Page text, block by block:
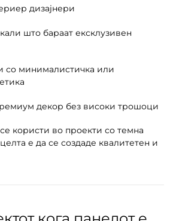
дизајнери
што бараат ексклузивен
со минималистичка или
декор без високи трошоци
користи во проекти со темна
е да се создаде квалитетен и